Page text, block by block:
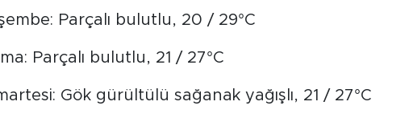
Parçalı bulutlu, 20 / 29°C
Parçalı bulutlu, 21 / 27°C
Gök gürültülü sağanak yağışlı, 21 / 27°C